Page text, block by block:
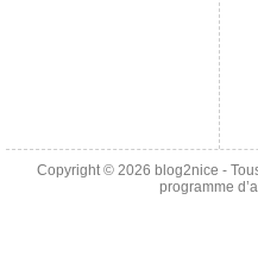
Copyright © 2026 blog2nice -
programme